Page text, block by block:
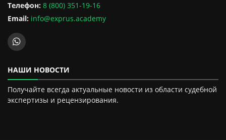
Телефон: 8 (800) 351-19-16
Email: info@exprus.academy
НАШИ НОВОСТИ
Получайте всегда актуальные новости из области судебной
экспертизы и рецензирования.